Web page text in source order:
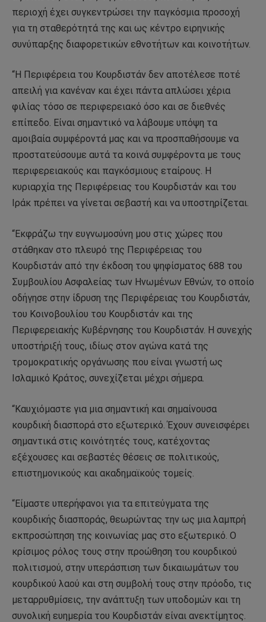
περιοχή έχει συγκεντρώσει την παγκόσμια προσοχή
για τη σταθερότητά της και ως κέντρο ειρηνικής
συνύπαρξης διαφορετικών εθνοτήτων και κοινοτήτων.
“Η Περιφέρεια του Κουρδιστάν δεν αποτέλεσε ποτέ
απειλή για κανέναν και έχει πάντα απλώσει χέρια
φιλίας τόσο σε περιφερειακό όσο και σε διεθνές
επίπεδο. Είναι σημαντικό να λάβουμε υπόψη τα
αμοιβαία συμφέροντά μας και να προσπαθήσουμε να
προστατεύσουμε αυτά τα κοινά συμφέροντα με τους
περιφερειακούς και παγκόσμιους εταίρους. Η
κυριαρχία της Περιφέρειας του Κουρδιστάν και του
Ιράκ πρέπει να γίνεται σεβαστή και να υποστηρίζεται.
“Εκφράζω την ευγνωμοσύνη μου στις χώρες που
στάθηκαν στο πλευρό της Περιφέρειας του
Κουρδιστάν από την έκδοση του ψηφίσματος 688 του
Συμβουλίου Ασφαλείας των Ηνωμένων Εθνών, το οποίο
οδήγησε στην ίδρυση της Περιφέρειας του Κουρδιστάν,
του Κοινοβουλίου του Κουρδιστάν και της
Περιφερειακής Κυβέρνησης του Κουρδιστάν. Η συνεχής
υποστήριξή τους, ιδίως στον αγώνα κατά της
τρομοκρατικής οργάνωσης που είναι γνωστή ως
Ισλαμικό Κράτος, συνεχίζεται μέχρι σήμερα.
“Καυχιόμαστε για μια σημαντική και σημαίνουσα
κουρδική διασπορά στο εξωτερικό. Έχουν συνεισφέρει
σημαντικά στις κοινότητές τους, κατέχοντας
εξέχουσες και σεβαστές θέσεις σε πολιτικούς,
επιστημονικούς και ακαδημαϊκούς τομείς.
“Είμαστε υπερήφανοι για τα επιτεύγματα της
κουρδικής διασποράς, θεωρώντας την ως μια λαμπρή
εκπροσώπηση της κοινωνίας μας στο εξωτερικό. Ο
κρίσιμος ρόλος τους στην προώθηση του κουρδικού
πολιτισμού, στην υπεράσπιση των δικαιωμάτων του
κουρδικού λαού και στη συμβολή τους στην πρόοδο, τις
μεταρρυθμίσεις, την ανάπτυξη των υποδομών και τη
συνολική ευημερία του Κουρδιστάν είναι ανεκτίμητος.